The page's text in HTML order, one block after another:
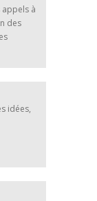
appels à
des
idées,